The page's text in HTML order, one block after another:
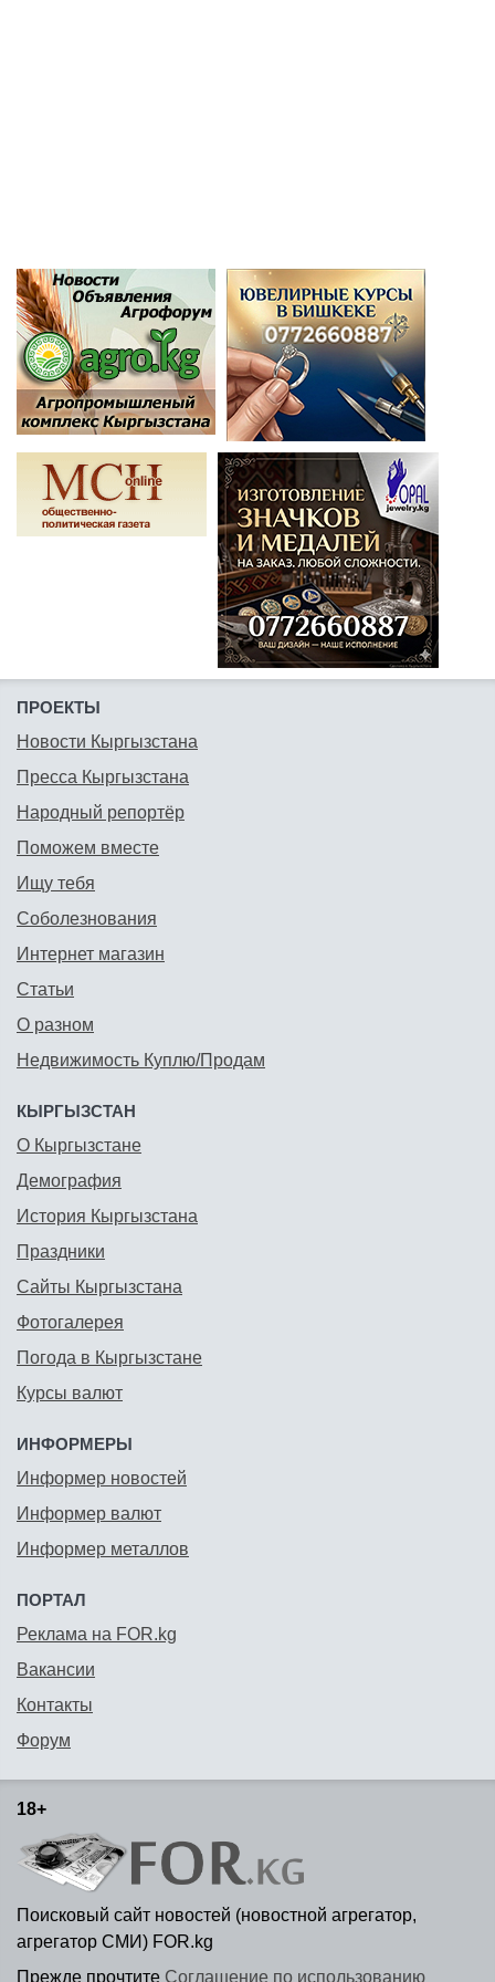
ПРОЕКТЫ
Новости Кыргызстана
Пресса Кыргызстана
Народный репортёр
Поможем вместе
Ищу тебя
Соболезнования
Интернет магазин
Статьи
О разном
Недвижимость Куплю/Продам
КЫРГЫЗСТАН
О Кыргызстане
Демография
История Кыргызстана
Праздники
Сайты Кыргызстана
Фотогалерея
Погода в Кыргызстане
Курсы валют
ИНФОРМЕРЫ
Информер новостей
Информер валют
Информер металлов
ПОРТАЛ
Реклама на FOR.kg
Вакансии
Контакты
Форум
18+
Поисковый сайт новостей (новостной агрегатор,
агрегатор СМИ) FOR.kg
Прежде прочтите Соглашение по использованию